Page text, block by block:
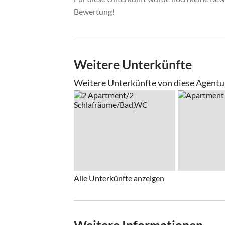
Bewertung!
Weitere Unterkünfte
Weitere Unterkünfte von diese
Alle Unterkünfte anzeigen